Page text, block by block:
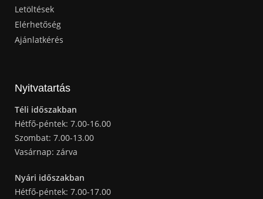
Letöltések
Elérhetőség
Ajánlatkérés
Nyitvatartás
Téli időszakban
Hétfő-péntek: 7.00-16.00
Szombat: 7.00-13.00
Vasárnap: zárva
Nyári időszakban
Hétfő-péntek: 7.00-17.00